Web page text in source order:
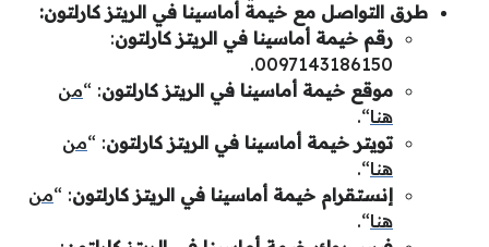
طرق التواصل مع خيمة أماسينا في الريتز كارلتون:
رقم خيمة أماسينا في الريتز كارلتون:
0097143186150.
موقع خيمة أماسينا في الريتز كارلتون: “من
هنا“.
تويتر خيمة أماسينا في الريتز كارلتون: “من
هنا“.
إنستقرام خيمة أماسينا في الريتز كارلتون: “من
هنا“.